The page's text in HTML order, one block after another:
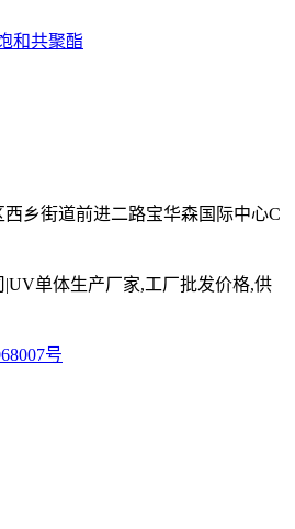
和共聚酯
乡街道前进二路宝华森国际中心C
单体生产厂家,工厂批发价格,供
号